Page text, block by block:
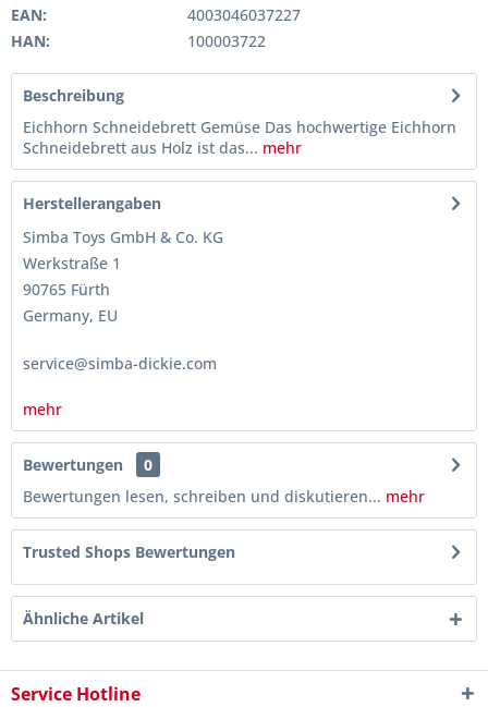
EAN:
4003046037227
HAN:
100003722
Beschreibung
Eichhorn Schneidebrett Gemüse Das hochwertige Eichhorn
Schneidebrett aus Holz ist das... mehr
Herstellerangaben
Simba Toys GmbH & Co. KG
Werkstraße 1
90765 Fürth
Germany, EU
service@simba-dickie.com
mehr
Bewertungen
0
Bewertungen lesen, schreiben und diskutieren... mehr
Trusted Shops Bewertungen
Ähnliche Artikel
Service Hotline